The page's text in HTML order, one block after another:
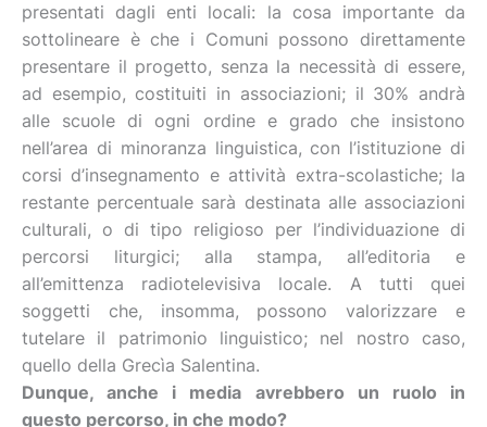
presentati dagli enti locali: la cosa importante da
sottolineare è che i Comuni possono direttamente
presentare il progetto, senza la necessità di essere,
ad esempio, costituiti in associazioni; il 30% andrà
alle scuole di ogni ordine e grado che insistono
nell’area di minoranza linguistica, con l’istituzione di
corsi d’insegnamento e attività extra-scolastiche; la
restante percentuale sarà destinata alle associazioni
culturali, o di tipo religioso per l’individuazione di
percorsi liturgici; alla stampa, all’editoria e
all’emittenza radiotelevisiva locale. A tutti quei
soggetti che, insomma, possono valorizzare e
tutelare il patrimonio linguistico; nel nostro caso,
quello della Grecìa Salentina.
Dunque, anche i media avrebbero un ruolo in
questo percorso, in che modo?